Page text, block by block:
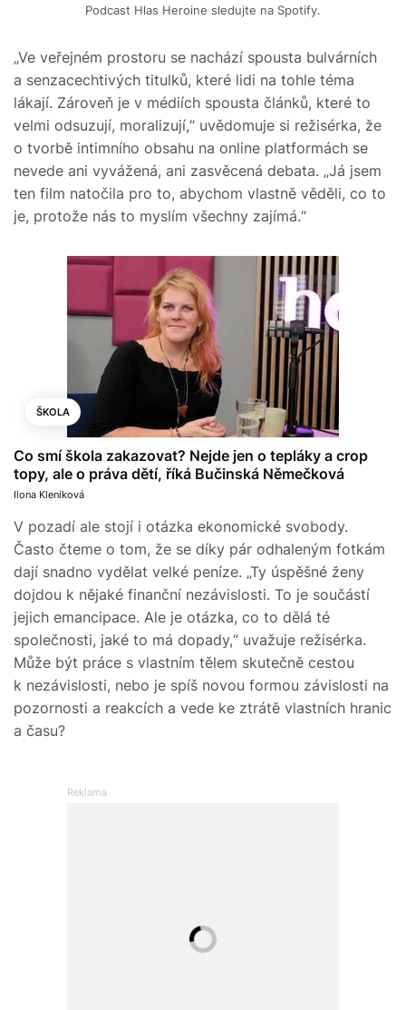
Podcast Hlas Heroine sledujte na Spotify.
„Ve veřejném prostoru se nachází spousta bulvárních
a senzacechtivých titulků, které lidi na tohle téma
lákají. Zároveň je v médiích spousta článků, které to
velmi odsuzují, moralizují,“ uvědomuje si režisérka, že
o tvorbě intimního obsahu na online platformách se
nevede ani vyvážená, ani zasvěcená debata. „Já jsem
ten film natočila pro to, abychom vlastně věděli, co to
je, protože nás to myslím všechny zajímá.“
ŠKOLA
Co smí škola zakazovat? Nejde jen o tepláky a crop
topy, ale o práva dětí, říká Bučinská Němečková
Ilona Kleníková
V pozadí ale stojí i otázka ekonomické svobody.
Často čteme o tom, že se díky pár odhaleným fotkám
dají snadno vydělat velké peníze. „Ty úspěšné ženy
dojdou k nějaké finanční nezávislosti. To je součástí
jejich emancipace. Ale je otázka, co to dělá té
společnosti, jaké to má dopady,“ uvažuje režisérka.
Může být práce s vlastním tělem skutečně cestou
k nezávislosti, nebo je spíš novou formou závislosti na
pozornosti a reakcích a vede ke ztrátě vlastních hranic
a času?